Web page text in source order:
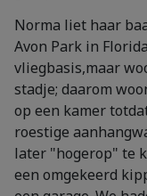
Norma liet haar
Avon Park in
vliegbasis,maar
stadje; daarom
op een kamer
roestige
later "hogerop" te
een omgekeerd